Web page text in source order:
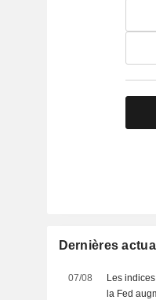
Dernières
07/08
Les
la Fed